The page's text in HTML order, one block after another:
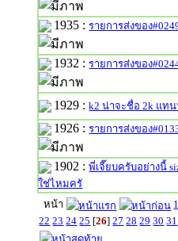
1935 :รายการส่งของ
1932 :รายการส่งของ
1929 :k2 น่าจะชื่อ 2k แท
1926 :รายการส่งของ
1902 :พี่เจี๊ยบครับอย่างนี้
ใช่ไหมครั
หน้า
22 23 24 25 [26]27 28 29 30 31